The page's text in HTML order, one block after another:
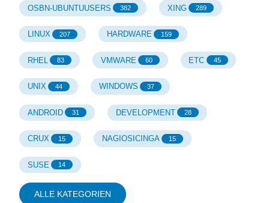
OSBN-UBUNTUUSERS 382 XING 289
LINUX 207 HARDWARE 159
RHEL 83 VMWARE 60 ETC 45
UNIX 44 WINDOWS 37
ANDROID 31 DEVELOPMENT 28
CRUX 15 NAGIOSICINGA 15
SUSE 14
ALLE KATEGORIEN